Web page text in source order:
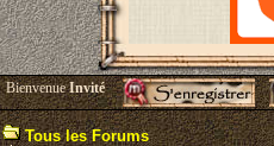
BienvenueInvité
Tous les Forums